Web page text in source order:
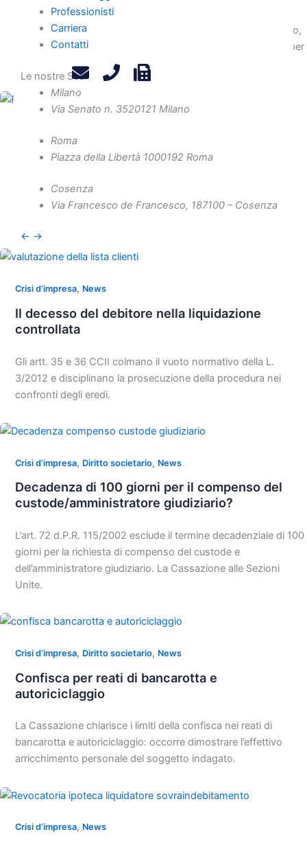
Professionisti
Carriera
Contatti
Le nostre Sedi
Milano
Via Senato n. 3520121 Milano
Roma
Piazza della Libertà 1000192 Roma
Cosenza
Via Francesco de Francesco, 187100 – Cosenza
← →
La Cassazione: in caso di ristrutturazione del debito tributario,
la confisca per equivalente va ridotta al nuovo ammontare, per
rispettare proporzionalità e no doppia sanzione.
Finanziamenti soci: la postergazione resta
Il credito postergato del socio resta tale anche se esce dalla
Crisi d’impresa, News
Il decesso del debitore nella liquidazione
controllata
Gli artt. 35 e 36 CCII colmano il vuoto normativo della L.
3/2012 e disciplinano la prosecuzione della procedura nei
confronti degli eredi.
Crisi d’impresa, Diritto societario, News
Decadenza di 100 giorni per il compenso del
custode/amministratore giudiziario?
L’art. 72 d.P.R. 115/2002 esclude il termine decadenziale di 100
giorni per la richiesta di compenso del custode e
dell’amministratore giudiziario. La Cassazione alle Sezioni
Unite.
Crisi d’impresa, Diritto societario, News
Confisca per reati di bancarotta e
autoriciclaggio
La Cassazione chiarisce i limiti della confisca nei reati di
bancarotta e autoriciclaggio: occorre dimostrare l’effettivo
arricchimento personale del soggetto indagato.
Crisi d’impresa, News